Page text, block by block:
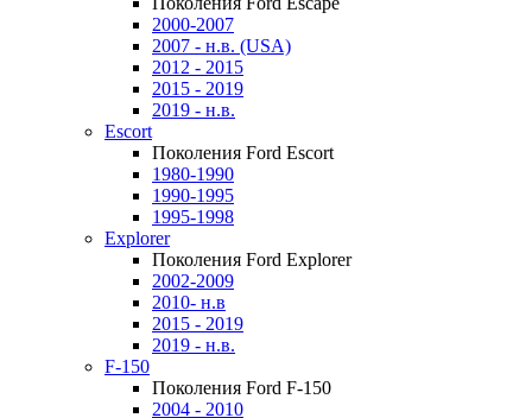
2000-2007
2007 - н.в. (USA)
2012 - 2015
2015 - 2019
2019 - н.в.
Escort
Поколения Ford Escort
1980-1990
1990-1995
1995-1998
Explorer
Поколения Ford Explorer
2002-2009
2010- н.в
2015 - 2019
2019 - н.в.
F-150
Поколения Ford F-150
2004 - 2010